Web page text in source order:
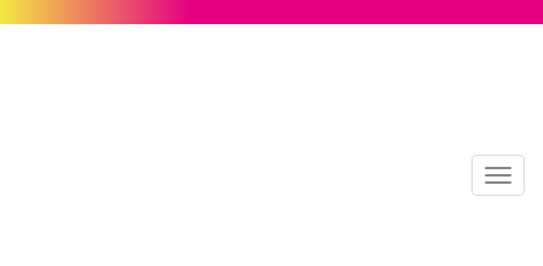
Toggle